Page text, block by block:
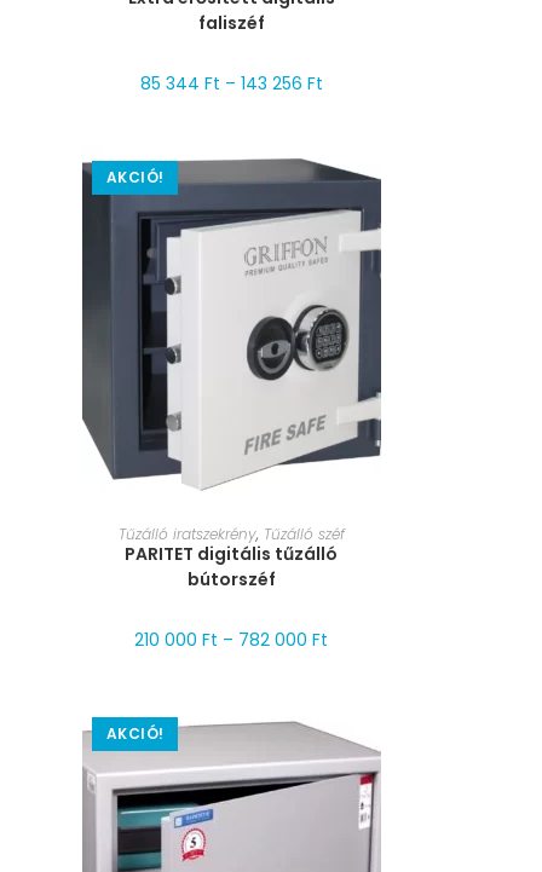
faliszéf
85 344 Ft – 143 256 Ft
AKCIÓ!
MÉRET VÁLASZTÁSA
Tűzálló iratszekrény, Tűzálló széf
PARITET digitális tűzálló
bútorszéf
210 000Ft – 782 000Ft
AKCIÓ!